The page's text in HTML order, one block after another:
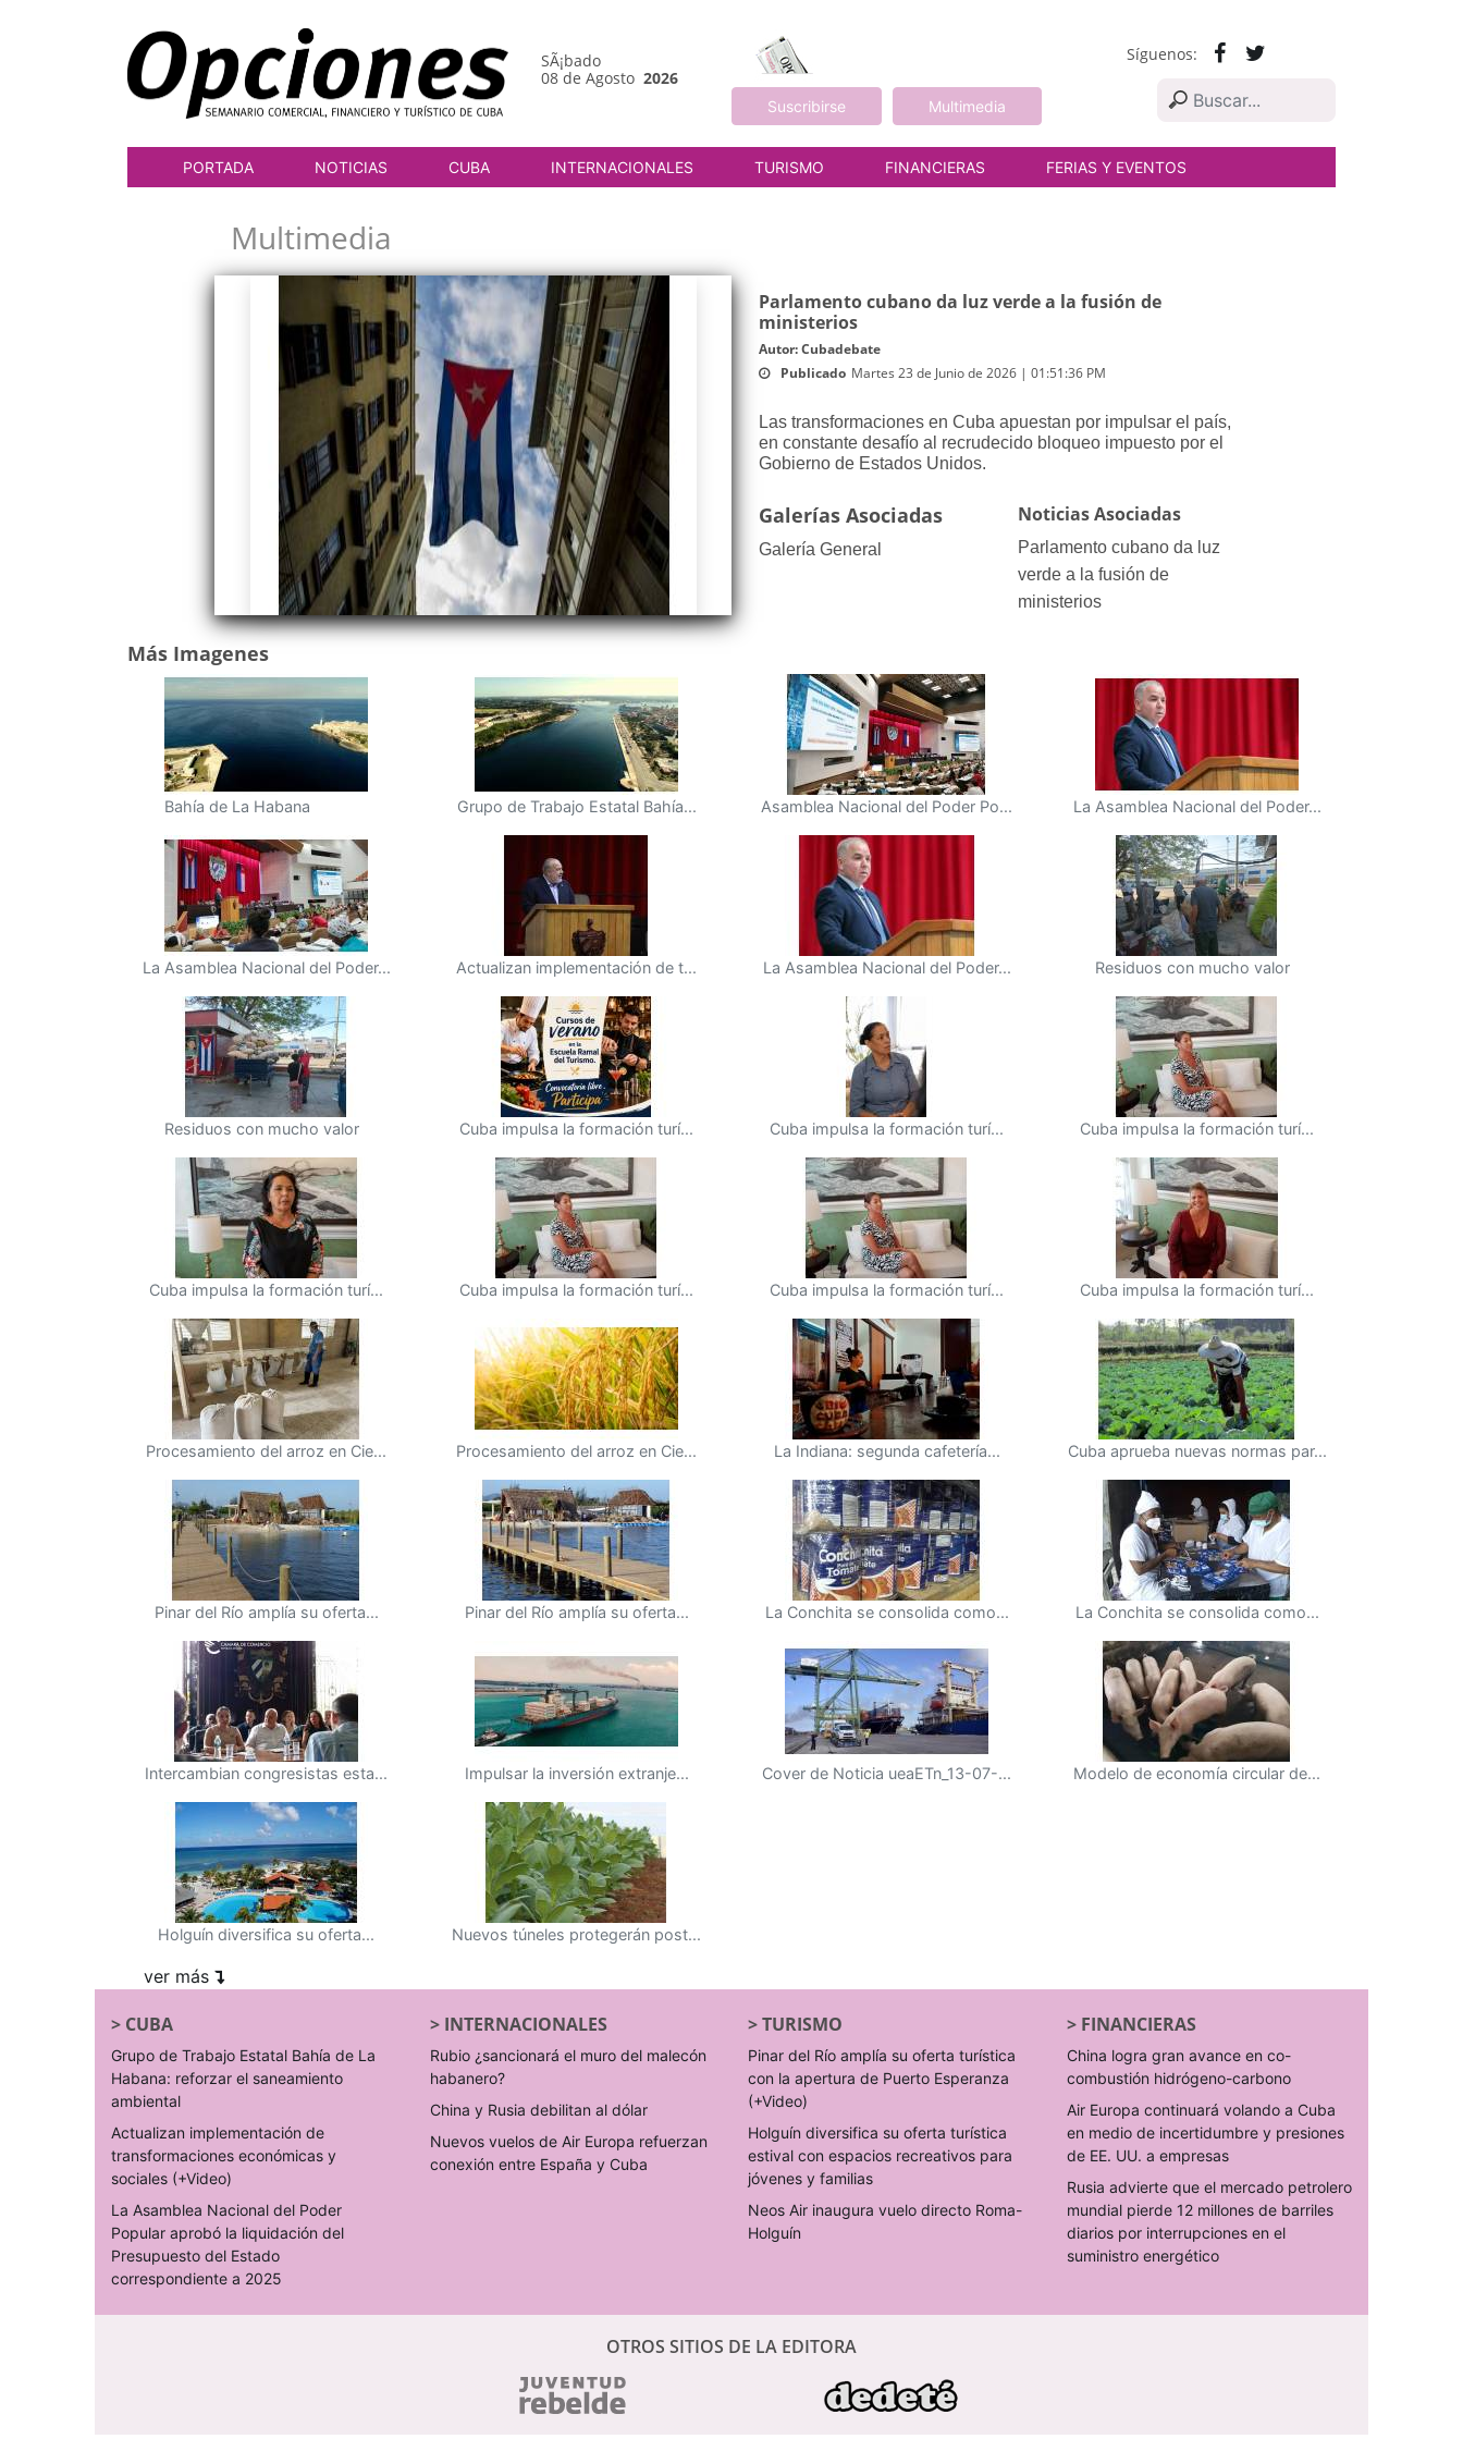
SÃ¡bado
08 de Agosto 2026
Suscribirse Multimedia
Síguenos:
PORTADA NOTICIAS CUBA INTERNACIONALES TURISMO FINANCIERAS FERIAS Y EVENTOS
Multimedia
Parlamento cubano da luz verde a la fusión de
ministerios
Autor: Cubadebate
Publicado Martes 23 de Junio de 2026 | 01:51:36 PM
Las transformaciones en Cuba apuestan por impulsar el país,
en constante desafío al recrudecido bloqueo impuesto por el
Gobierno de Estados Unidos.
Galerías Asociadas
Galería General
Noticias Asociadas
Parlamento cubano da luz
verde a la fusión de
ministerios
Más Imagenes
Bahía de La Habana Grupo de Trabajo Estatal Bahía... Asamblea Nacional del Poder Po... La Asamblea Nacional del Poder...
La Asamblea Nacional del Poder... Actualizan implementación de t... La Asamblea Nacional del Poder... Residuos con mucho valor
Residuos con mucho valor Cuba impulsa la formación turí... Cuba impulsa la formación turí... Cuba impulsa la formación turí...
Cuba impulsa la formación turí... Cuba impulsa la formación turí... Cuba impulsa la formación turí... Cuba impulsa la formación turí...
Procesamiento del arroz en Cie... Procesamiento del arroz en Cie... La Indiana: segunda cafetería... Cuba aprueba nuevas normas par...
Pinar del Río amplía su oferta... Pinar del Río amplía su oferta... La Conchita se consolida como... La Conchita se consolida como...
Intercambian congresistas esta... Impulsar la inversión extranje... Cover de Noticia ueaETn_13-07-... Modelo de economía circular de...
Holguín diversifica su oferta... Nuevos túneles protegerán post...
ver más
> CUBA
Grupo de Trabajo Estatal Bahía de La
Habana: reforzar el saneamiento
ambiental
Actualizan implementación de
transformaciones económicas y
sociales (+Video)
La Asamblea Nacional del Poder
Popular aprobó la liquidación del
Presupuesto del Estado
correspondiente a 2025
> INTERNACIONALES
Rubio ¿sancionará el muro del malecón
habanero?
China y Rusia debilitan al dólar
Nuevos vuelos de Air Europa refuerzan
conexión entre España y Cuba
>TURISMO
Pinar del Río amplía su oferta turística
con la apertura de Puerto Esperanza
(+Video)
Holguín diversifica su oferta turística
estival con espacios recreativos para
jóvenes y familias
Neos Air inaugura vuelo directo Roma-
Holguín
> FINANCIERAS
China logra gran avance en co-
combustión hidrógeno-carbono
Air Europa continuará volando a Cuba
en medio de incertidumbre y presiones
de EE. UU. a empresas
Rusia advierte que el mercado petrolero
mundial pierde 12 millones de barriles
diarios por interrupciones en el
suministro energético
OTROS SITIOS DE LA EDITORA